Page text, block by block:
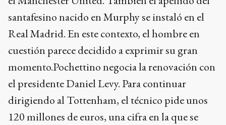
santafesino nacido en Murphy se instaló en el
Real Madrid. En este contexto, el hombre en
cuestión parece decidido a exprimir su gran
momento.Pochettino negocia la renovación con
el presidente Daniel Levy. Para continuar
dirigiendo al Tottenham, el técnico pide unos
120 millones de euros, una cifra en la que se